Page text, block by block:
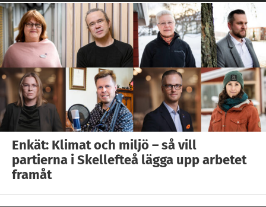
Enkät: Klimat och miljö – så vill
partierna i Skellefteå lägga upp arbetet
framåt